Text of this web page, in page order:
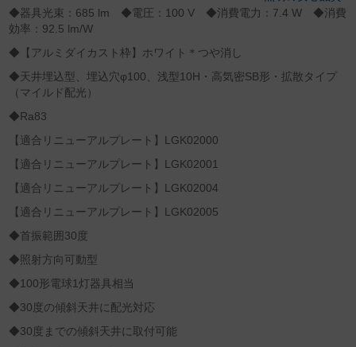
◆器具光束：685 lm ◆電圧：100 V ◆消費電力：7.4 W ◆消費
効率：92.5 lm/W
◆【アルミダイカスト枠】ホワイト＊つや消し
◆天井埋込型、埋込穴φ100、浅型10H・高気密SB形・拡散タイプ
（マイルド配光）
◆Ra83
【適合リニューアルプレート】LGK02000
【適合リニューアルプレート】LGK02001
【適合リニューアルプレート】LGK02004
【適合リニューアルプレート】LGK02005
◆首振範囲30度
◆照射方向可動型
◆100形電球1灯器具相当
◆30度の傾斜天井に配光対応
◆30度までの傾斜天井に取付可能